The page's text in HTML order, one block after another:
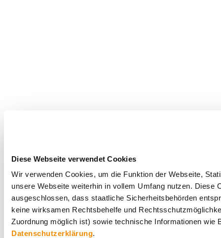
Diese Webseite verwendet Cookies
Wir verwenden Cookies, um die Funktion der Webseite,
unsere Webseite weiterhin in vollem Umfang nutzen.
ausgeschlossen, dass staatliche Sicherheitsbehörden
keine wirksamen Rechtsbehelfe und
Zuordnung möglich ist) sowie technische Informationen
Datenschutzerklärung.